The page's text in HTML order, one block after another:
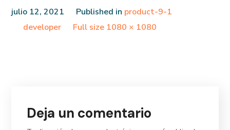
julio 12, 2021 Published in product-9-1
developer
Full
Full size 1080 × 1080
Deja un comentario